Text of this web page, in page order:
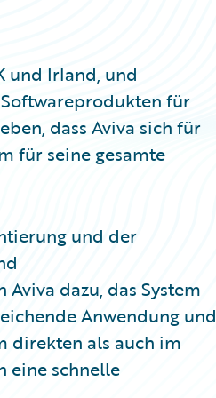
und Irland, und
für
dass Aviva sich für
für seine gesamte
und der
dazu, das System
Anwendung und
direkten als auch im
eine schnelle